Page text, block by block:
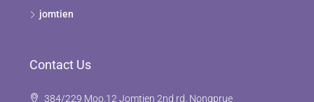
jomtien
Contact Us
384/229 Moo.12 Jomtien 2nd rd. Nongprue